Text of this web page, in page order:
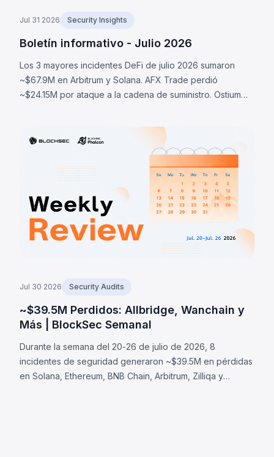
Jul 31 2026 Security Insights
Boletín informativo - Julio 2026
Los 3 mayores incidentes DeFi de julio 2026 sumaron
~$67.9M en Arbitrum y Solana. AFX Trade perdió
~$24.15M por ataque a la cadena de suministro. Ostium
Jul 30 2026 Security Audits
~$39.5M Perdidos: Allbridge, Wanchain y
Más | BlockSec Semanal
Durante la semana del 20-26 de julio de 2026, 8
incidentes de seguridad generaron ~$39.5M en pérdidas
en Solana, Ethereum, BNB Chain, Arbitrum, Zilliqa y